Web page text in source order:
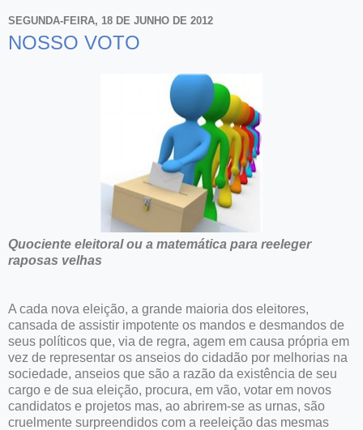
SEGUNDA-FEIRA, 18 DE JUNHO DE 2012
NOSSO VOTO
Quociente eleitoral ou a matemática para reeleger
raposas velhas
A cada nova eleição, a grande maioria dos eleitores,
cansada de assistir impotente os mandos e desmandos de
seus políticos que, via de regra, agem em causa própria em
vez de representar os anseios do cidadão por melhorias na
sociedade, anseios que são a razão da existência de seu
cargo e de sua eleição, procura, em vão, votar em novos
candidatos e projetos mas, ao abrirem-se as urnas, são
cruelmente surpreendidos com a reeleição das mesmas